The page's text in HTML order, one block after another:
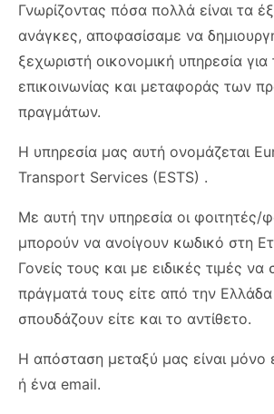
Γνωρίζοντας πόσα πολλά είναι τα
ανάγκες, αποφασίσαμε να
ξεχωριστή οικονομική υπηρεσία για
επικοινωνίας και μεταφοράς των
πραγμάτων.
Η υπηρεσία μας αυτή ονομάζεται
Transport Services (ESTS) .
Με αυτή την υπηρεσία οι φοιτητές/
μπορούν να ανοίγουν κωδικό στη
Γονείς τους και με ειδικές τιμές
πράγματά τους είτε από την
σπουδάζουν είτε και το αντίθετο.
Η απόσταση μεταξύ μας είναι
ή ένα email.